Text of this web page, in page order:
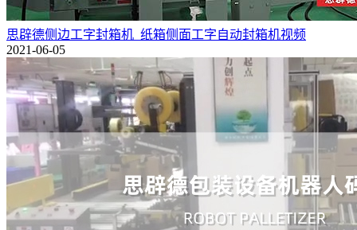
思辟德侧边工字封箱机_纸箱侧面工字自动封箱机视频
2021-06-05